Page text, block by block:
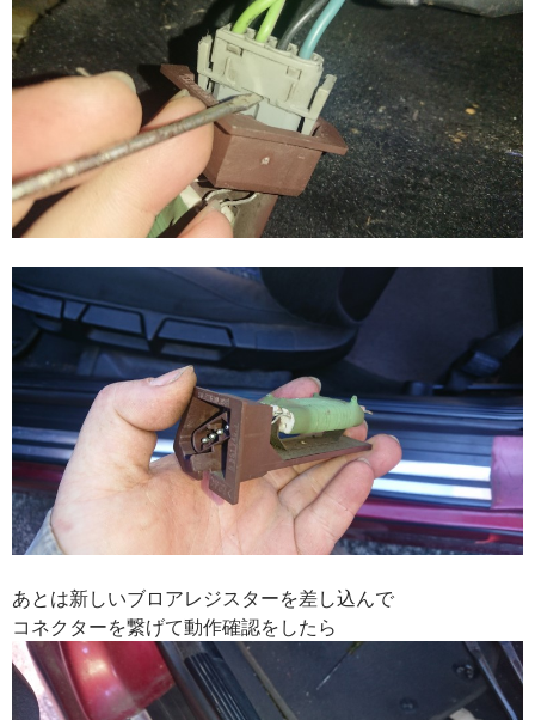
あとは新しいブロアレジスターを差し込んで
コネクターを繋げて動作確認をしたら